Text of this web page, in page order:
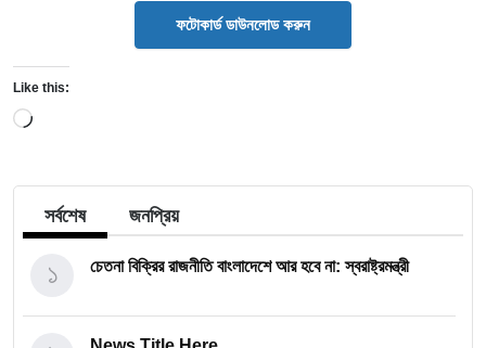
ফটোকার্ড ডাউনলোড করুন
Like this:
Loading…
সর্বশেষ জনপ্রিয়
চেতনা বিক্রির রাজনীতি বাংলাদেশে আর হবে না: স্বরাষ্ট্রমন্ত্রী
১